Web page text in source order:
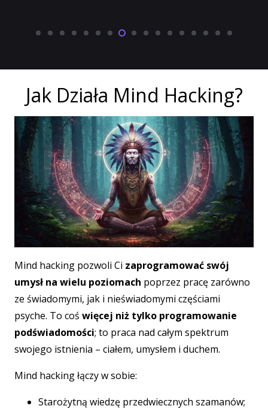
Jak Działa Mind Hacking?
Mind hacking pozwoli Ci zaprogramować swój
umysł na wielu poziomach poprzez pracę zarówno
ze świadomymi, jak i nieświadomymi częściami
psyche. To coś więcej niż tylko programowanie
podświadomości; to praca nad całym spektrum
swojego istnienia – ciałem, umysłem i duchem.
Mind hacking łączy w sobie:
Starożytną wiedzę przedwiecznych szamanów;